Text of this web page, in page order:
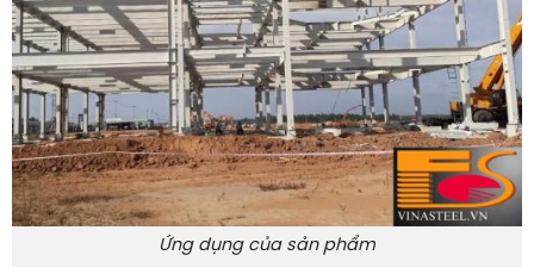
Ứng dụng của sản phẩm